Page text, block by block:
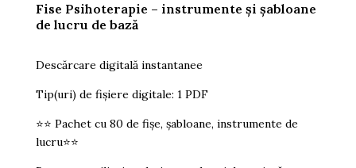
Fise Psihoterapie – instrumente și șabloane
de lucru de bază
Descărcare digitală instantanee
Tip(uri) de fișiere digitale: 1 PDF
⭐️⭐️ Pachet cu 80 de fișe, șabloane, instrumente de
lucru⭐️⭐️